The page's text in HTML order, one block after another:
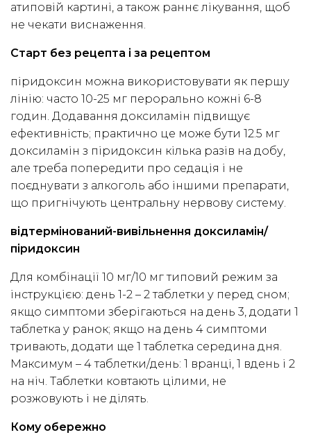
атиповій картині, а також раннє лікування, щоб
не чекати виснаження.
Старт без рецепта і за рецептом
піридоксин можна використовувати як першу
лінію: часто 10-25 мг перорально кожні 6-8
годин. Додавання доксиламін підвищує
ефективність; практично це може бути 12.5 мг
доксиламін з піридоксин кілька разів на добу,
але треба попередити про седація і не
поєднувати з алкоголь або іншими препарати,
що пригнічують центральну нервову систему.
відтермінований-вивільнення доксиламін/
піридоксин
Для комбінації 10 мг/10 мг типовий режим за
інструкцією: день 1-2 – 2 таблетки у перед сном;
якщо симптоми зберігаються на день 3, додати 1
таблетка у ранок; якщо на день 4 симптоми
тривають, додати ще 1 таблетка середина дня.
Максимум – 4 таблетки/день: 1 вранці, 1 вдень і 2
на ніч. Таблетки ковтають цілими, не
розжовують і не ділять.
Кому обережно